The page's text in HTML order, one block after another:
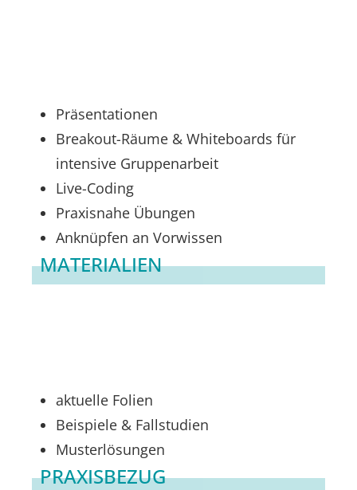
Präsentationen
Breakout-Räume & Whiteboards für
intensive Gruppenarbeit
Live-Coding
Praxisnahe Übungen
Anknüpfen an Vorwissen
MATERIALIEN
aktuelle Folien
Beispiele & Fallstudien
Musterlösungen
PRAXISBEZUG